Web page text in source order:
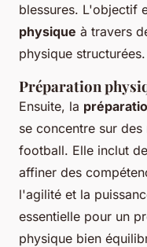
blessures. L'objectif
physique à travers
physique structurées.
Préparation
Ensuite, la
se concentre sur
football. Elle inclut
affiner des
l'agilité et la
essentielle pour un
physique bien